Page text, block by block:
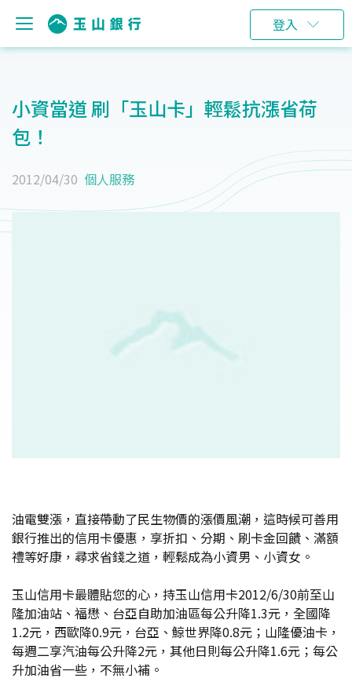
登入
小資當道 刷「玉山卡」輕鬆抗漲省荷
包！
2012/04/30 個人服務
油電雙漲，直接帶動了民生物價的漲價風潮，這時候可善用
銀行推出的信用卡優惠，享折扣、分期、刷卡金回饋、滿額
禮等好康，尋求省錢之道，輕鬆成為小資男、小資女。
玉山信用卡最體貼您的心，持玉山信用卡2012/6/30前至山
隆加油站、福懋、台亞自助加油區每公升降1.3元，全國降
1.2元，西歐降0.9元，台亞、鯨世界降0.8元；山隆優油卡，
每週二享汽油每公升降2元，其他日則每公升降1.6元；每公
升加油省一些，不無小補。